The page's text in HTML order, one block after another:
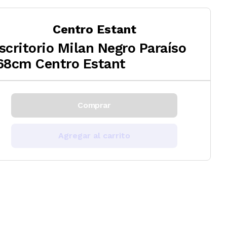
Centro Estant
Milan Negro Paraíso
Centro Estant
Comprar
Agregar al carrito